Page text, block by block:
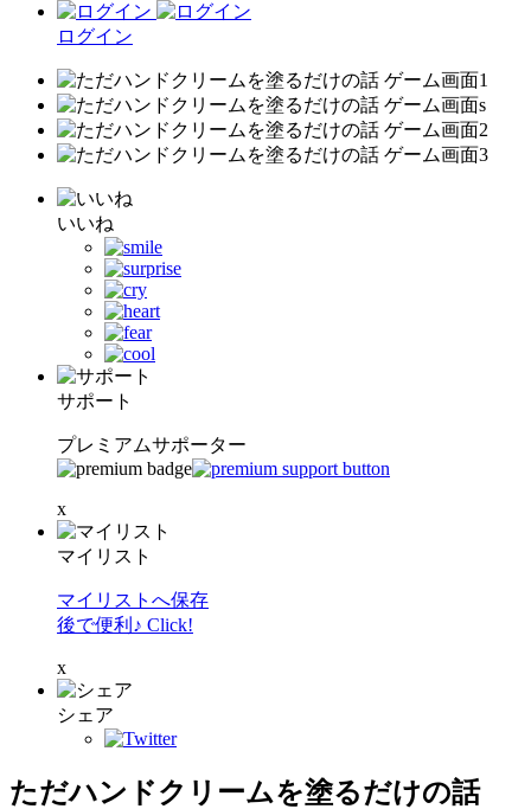
ログイン
いいね
サポート
プレミアムサポーター
x
マイリスト
マイリストへ保存
後で便利♪ Click!
x
シェア
ただハンドクリームを塗るだけの話